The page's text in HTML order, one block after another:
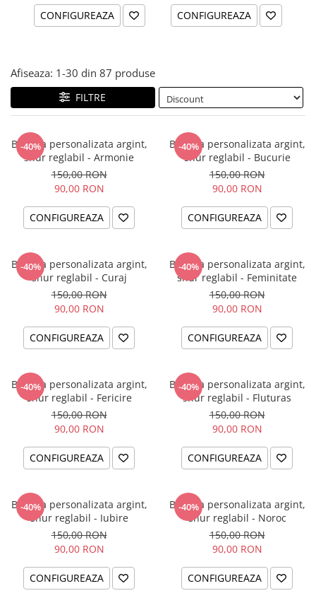
CONFIGUREAZA CONFIGUREAZA
Afiseaza: 1-30 din 87 produse
FILTRE
-40%
Bratara personalizata argint,
snur reglabil - Armonie
150,00 RON
90,00 RON
CONFIGUREAZA
-40%
Bratara personalizata argint,
snur reglabil - Bucurie
150,00 RON
90,00 RON
CONFIGUREAZA
-40%
Bratara personalizata argint,
snur reglabil - Curaj
150,00 RON
90,00 RON
CONFIGUREAZA
-40%
Bratara personalizata argint,
snur reglabil - Feminitate
150,00 RON
90,00 RON
CONFIGUREAZA
-40%
Bratara personalizata argint,
snur reglabil - Fericire
150,00 RON
90,00 RON
CONFIGUREAZA
-40%
Bratara personalizata argint,
snur reglabil - Fluturas
150,00 RON
90,00 RON
CONFIGUREAZA
-40%
Bratara personalizata argint,
snur reglabil - Iubire
150,00 RON
90,00 RON
CONFIGUREAZA
-40%
Bratara personalizata argint,
snur reglabil - Noroc
150,00 RON
90,00 RON
CONFIGUREAZA